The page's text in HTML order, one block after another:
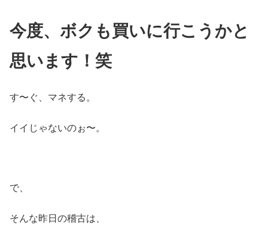
今度、ボクも買いに行こうかと
思います！笑
す〜ぐ、マネする。
イイじゃないのぉ〜。
で、
そんな昨日の稽古は、